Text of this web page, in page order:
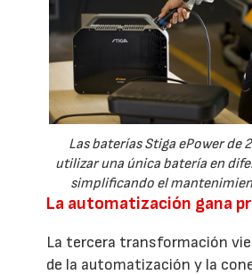
Las baterías Stiga ePower de
utilizar una única batería en
simplificando el
La automatización gana
La tercera transformación
de la automatización y la